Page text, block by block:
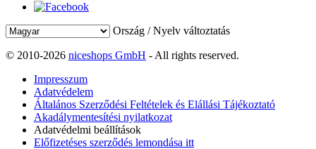
Ország / Nyelv változtatás
© 2010-2026 niceshops GmbH - All rights reserved.
Impresszum
Adatvédelem
Általános Szerződési Feltételek és Elállási Tájékoztató
Akadálymentesítési nyilatkozat
Adatvédelmi beállítások
Előfizetéses szerződés lemondása itt